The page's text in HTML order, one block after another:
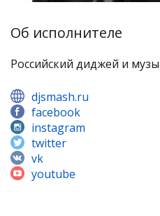
Об исполнителе
Российский диджей и
djsmash.ru
facebook
instagram
twitter
vk
youtube